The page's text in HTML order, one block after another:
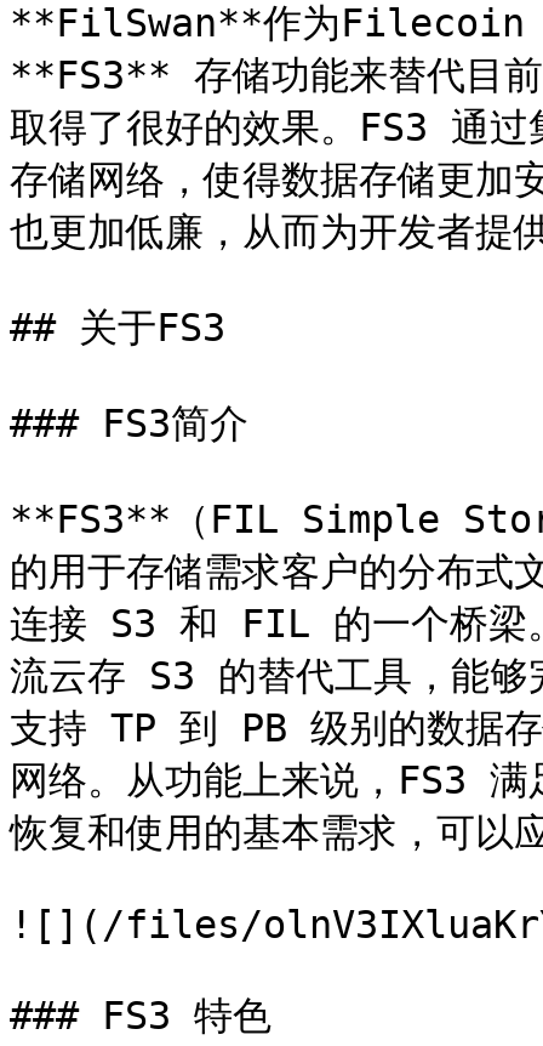
**FilSwan**作为Filecoin
**FS3** 存储功能来替代目前
取得了很好的效果。FS3
存储网络，使得数据存储更加
也更加低廉，从而为开发者提
## 关于FS3
### FS3简介
**FS3**（FIL Simple
的用于存储需求客户的分布式
连接 S3 和 FIL 的一个桥梁
流云存 S3 的替代工具，能够
支持 TP 到 PB 级别的数据
网络。从功能上来说，FS3
恢复和使用的基本需求，可以
![](/files/
### FS3 特色